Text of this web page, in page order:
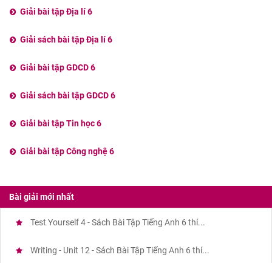
Giải bài tập Địa lí 6
Giải sách bài tập Địa lí 6
Giải bài tập GDCD 6
Giải sách bài tập GDCD 6
Giải bài tập Tin học 6
Giải bài tập Công nghệ 6
Bài giải mới nhất
Test Yourself 4 - Sách Bài Tập Tiếng Anh 6 thí...
Writing - Unit 12 - Sách Bài Tập Tiếng Anh 6 thí...